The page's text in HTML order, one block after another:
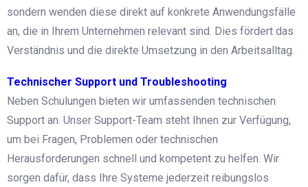
sondern wenden diese direkt auf konkrete Anwendungsfälle
an, die in Ihrem Unternehmen relevant sind. Dies fördert das
Verständnis und die direkte Umsetzung in den Arbeitsalltag.
Technischer Support und Troubleshooting
Neben Schulungen bieten wir umfassenden technischen
Support an. Unser Support-Team steht Ihnen zur Verfügung,
um bei Fragen, Problemen oder technischen
Herausforderungen schnell und kompetent zu helfen. Wir
sorgen dafür, dass Ihre Systeme jederzeit reibungslos